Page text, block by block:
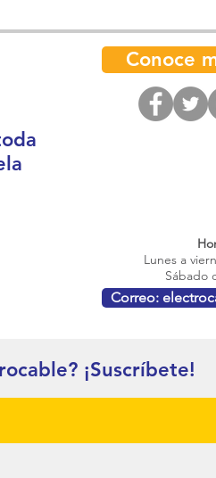
Conoce
Lunes a
Sábado
Correo:
¡Suscríbete!